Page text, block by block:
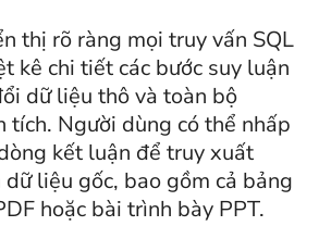
thị rõ ràng mọi truy vấn SQL
kê chi tiết các bước suy luận
dữ liệu thô và toàn bộ
tích. Người dùng có thể nhấp
kết luận để truy xuất
liệu gốc, bao gồm cả bảng
hoặc bài trình bày PPT.